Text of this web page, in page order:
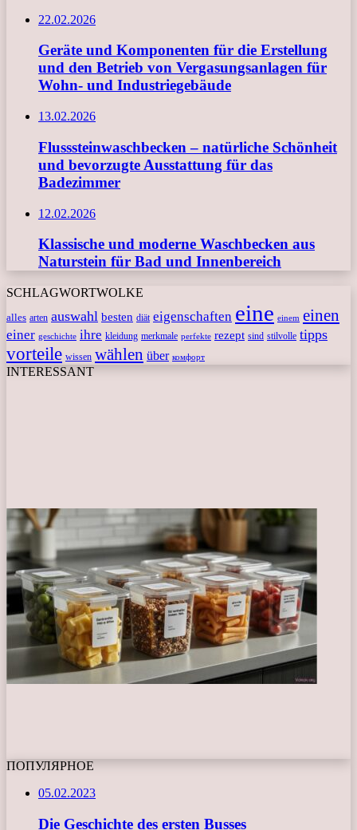
22.02.2026
Geräte und Komponenten für die Erstellung
und den Betrieb von Vergasungsanlagen für
Wohn- und Industriegebäude
13.02.2026
Flusssteinwaschbecken – natürliche Schönheit
und bevorzugte Ausstattung für das
Badezimmer
12.02.2026
Klassische und moderne Waschbecken aus
Naturstein für Bad und Innenbereich
SCHLAGWORTWOLKE
alles arten auswahl besten diät eigenschaften eine einem einen
einer geschichte ihre kleidung merkmale perfekte rezept sind stilvolle tipps
vorteile wissen wählen über комфорт
INTERESSANT
ПОПУЛЯРНОЕ
05.02.2023
Die Geschichte des ersten Busses